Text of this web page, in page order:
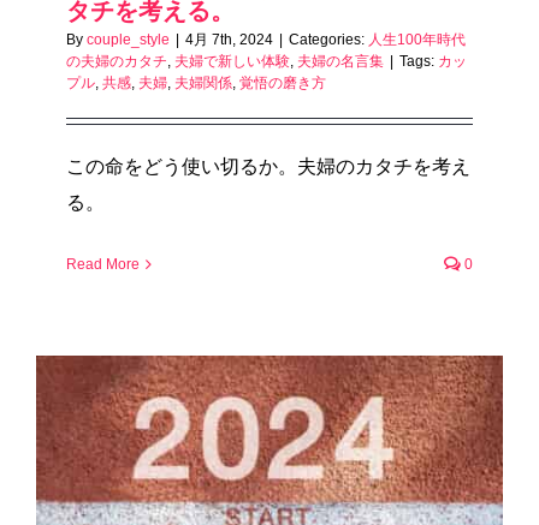
タチを考える。
By couple_style | 4月 7th, 2024 | Categories: 人生100年時代
の夫婦のカタチ, 夫婦で新しい体験, 夫婦の名言集 | Tags: カッ
プル, 共感, 夫婦, 夫婦関係, 覚悟の磨き方
この命をどう使い切るか。夫婦のカタチを考え
る。
Read More 0